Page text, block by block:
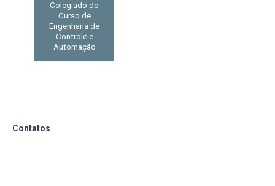
Colegiado do
Curso de
Engenharia de
Controle e
Automação
Contatos